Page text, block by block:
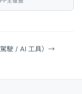
駛 / AI 工具） →